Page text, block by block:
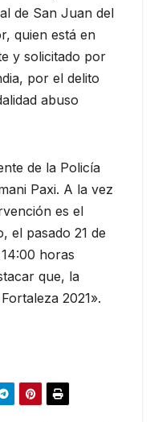
de San Juan del
quien está en
y solicitado por
por el delito
abuso
de la Policía
Paxi. A la vez
es el
el pasado 21 de
horas
que, la
2021».